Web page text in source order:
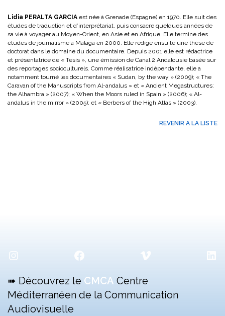
Lidia PERALTA GARCIA est née à Grenade (Espagne) en 1970. Elle suit des
études de traduction et d’interprétariat, puis consacre quelques années de
sa vie à voyager au Moyen-Orient, en Asie et en Afrique. Elle termine des
études de journalisme à Malaga en 2000. Elle rédige ensuite une thèse de
doctorat dans le domaine du documentaire. Depuis 2001 elle est rédactrice
et présentatrice de « Tesis », une émission de Canal 2 Andalousie basée sur
des reportages socioculturels. Comme réalisatrice indépendante, elle a
notamment tourné les documentaires « Sudan, by the way » (2009); « The
Caravan of the Manuscripts from Al-andalus » et « Ancient Megastructures:
the Alhambra » (2007); « When the Moors ruled in Spain » (2006); « Al-
andalus in the mirror » (2005); et « Berbers of the High Atlas » (2003).
REVENIR A LA LISTE
Instagram Facebook Vimeo
➠ Découvrez le CMCA Centre
Méditerranéen de la Communication
Audiovisuelle